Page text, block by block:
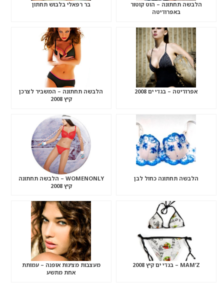
הלבשה תחתונה – הוט קוטור
באפרודיטה
בר רפאלי בלבוש תחתון
אפרודיטה – בגדי ים 2008
הלבשה תחתונה – המשביר לצרכן
קיץ 2008
הלבשה תחתונה כחול לבן
WOMENONLY – הלבשה תחתונה
קיץ 2008
MAM’Z – בגדי ים קיץ 2008
מעצבות מציגות אופנה – עמותת
אחת מתשע